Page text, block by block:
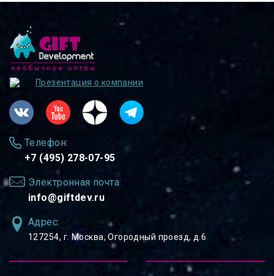
Презентация о компании
Телефон:
+7 (495) 278-07-95
Электронная почта:
info@giftdev.ru
Адрес:
127254, ⁠г. Москва, Огородный проезд, д.6